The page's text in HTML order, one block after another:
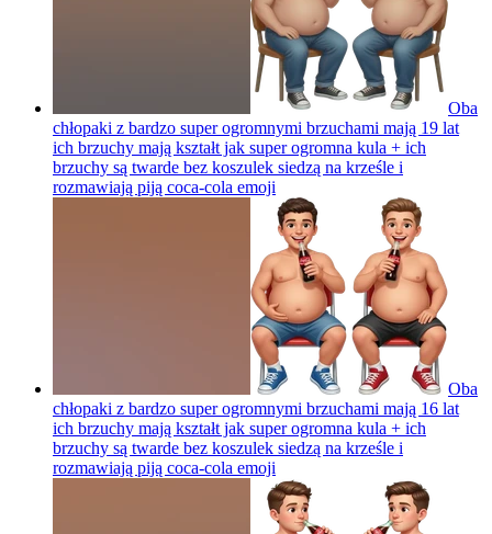
Oba
chłopaki z bardzo super ogromnymi brzuchami mają 19 lat
ich brzuchy mają kształt jak super ogromna kula + ich
brzuchy są twarde bez koszulek siedzą na krześle i
rozmawiają piją coca-cola emoji
Oba
chłopaki z bardzo super ogromnymi brzuchami mają 16 lat
ich brzuchy mają kształt jak super ogromna kula + ich
brzuchy są twarde bez koszulek siedzą na krześle i
rozmawiają piją coca-cola emoji